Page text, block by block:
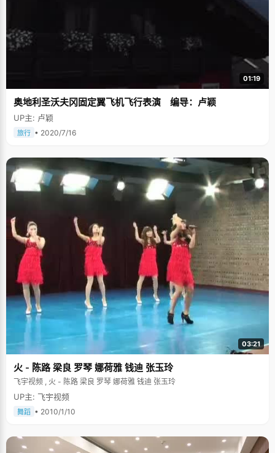
01:19
奥地利圣沃夫冈固定翼飞机飞行表演 编导：卢颖
UP主: 卢颖
旅行 • 2020/7/16
03:21
火 - 陈路 梁良 罗琴 娜荷雅 钱迪 张玉玲
飞宇视频 , 火 - 陈路 梁良 罗琴 娜荷雅 钱迪 张玉玲
UP主: 飞宇视频
舞蹈 • 2010/1/10